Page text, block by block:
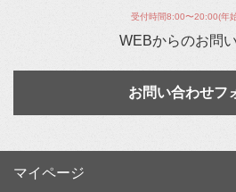
受付時間8:00〜20:00(年
WEBからのお問
お問い合わせフ
マイページ